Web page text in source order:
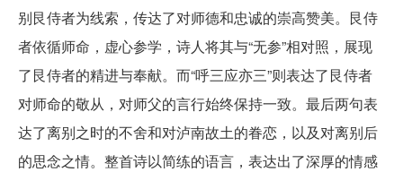
别艮侍者为线索，传达了对师德和忠诚的崇高赞美。艮侍
者依循师命，虚心参学，诗人将其与“无参”相对照，展现
了艮侍者的精进与奉献。而“呼三应亦三”则表达了艮侍者
对师命的敬从，对师父的言行始终保持一致。最后两句表
达了离别之时的不舍和对泸南故土的眷恋，以及对离别后
的思念之情。整首诗以简练的语言，表达出了深厚的情感